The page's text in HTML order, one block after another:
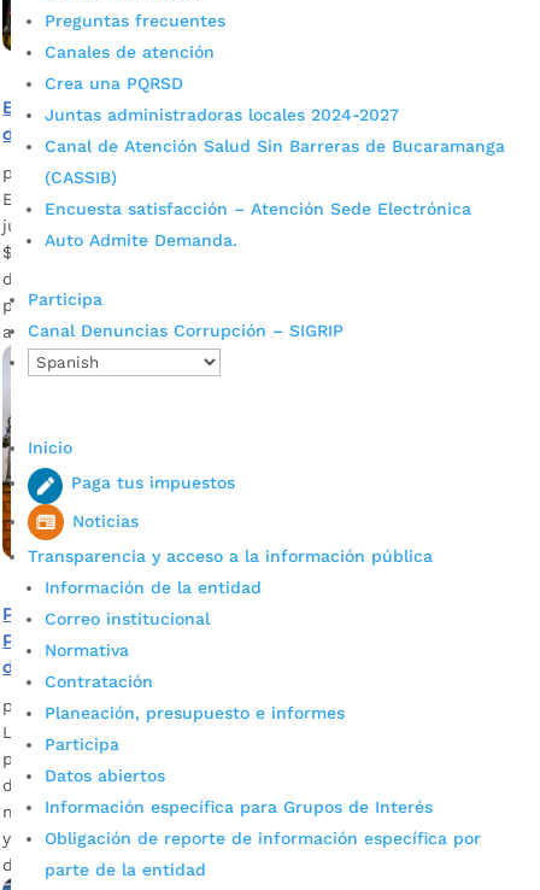
Preguntas frecuentes
Canales de atención
Crea una PQRSD
Juntas administradoras locales 2024-2027
Canal de Atención Salud Sin Barreras de Bucaramanga
(CASSIB)
Encuesta satisfacción – Atención Sede Electrónica
Auto Admite Demanda.
Participa
Canal Denuncias Corrupción – SIGRIP
Inicio
Paga tus impuestos
Noticias
Transparencia y acceso a la información pública
Información de la entidad
Correo institucional
Normativa
Contratación
Planeación, presupuesto e informes
Participa
Datos abiertos
Información específica para Grupos de Interés
Obligación de reporte de información específica por
parte de la entidad
En septiembre estará lista la obra civil del Teatro Escuela
de Bucaramanga
por Alcaldía de Bucaramanga
El escenario se ubica en la calle 33, entre carreras 18 y 19,
junto al Teatro Santander y la inversión asciende a los
$6.000 millones. Descargue audio: Antonio José Díaz Ardila,
director Ejecutivo de la Fundación Teatro La consigna es
propiciar un sitio de calidad para la formación de los
artistas y talentos locales quienes son […]
Próxima entrega del Programa de Alimentación Escolar
PAE en contingencia por Covid-19 se realizará el lunes 10
de agosto
por Alcaldía de Bucaramanga Ago 3, 2020
La Secretaría de Educación de Bucaramanga recordó a los
padres de familia revisar la fecha de vencimiento y estado
de los productos que recibe, antes de retirarse del lugar. La
novena entrega del Programa de Alimentación Escolar- PAE-
ya tiene fecha establecida por la Secretaría de Educación
de Bucaramanga y será el lunes 10 de […]